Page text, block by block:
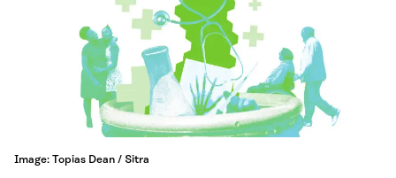
Image: Topias Dean / Sitra